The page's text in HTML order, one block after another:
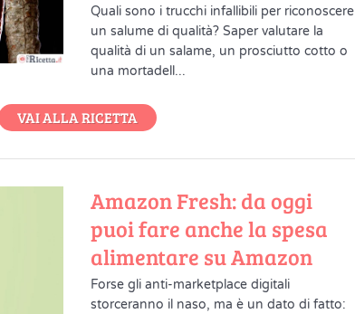
Quali sono i trucchi infallibili per riconoscere
un salume di qualità? Saper valutare la
qualità di un salame, un prosciutto cotto o
una mortadell...
VAI ALLA RICETTA
Amazon Fresh: da oggi
puoi fare anche la spesa
alimentare su Amazon
Forse gli anti-marketplace digitali
storceranno il naso, ma è un dato di fatto: